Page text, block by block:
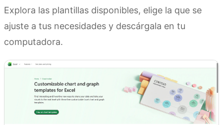
Explora las plantillas disponibles, elige la que se
ajuste a tus necesidades y descárgala en tu
computadora.